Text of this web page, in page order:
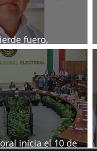
fuero,
por muerte de
inicia el 10 de